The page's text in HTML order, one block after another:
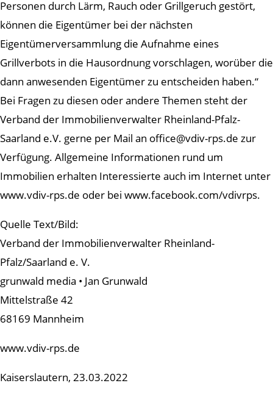
Personen durch Lärm, Rauch oder Grillgeruch gestört,
können die Eigentümer bei der nächsten
Eigentümerversammlung die Aufnahme eines
Grillverbots in die Hausordnung vorschlagen, worüber die
dann anwesenden Eigentümer zu entscheiden haben.“
Bei Fragen zu diesen oder andere Themen steht der
Verband der Immobilienverwalter Rheinland-Pfalz-
Saarland e.V. gerne per Mail an office@vdiv-rps.de zur
Verfügung. Allgemeine Informationen rund um
Immobilien erhalten Interessierte auch im Internet unter
www.vdiv-rps.de oder bei www.facebook.com/vdivrps.
Quelle Text/Bild:
Verband der Immobilienverwalter Rheinland-
Pfalz/Saarland e. V.
grunwald media • Jan Grunwald
Mittelstraße 42
68169 Mannheim
www.vdiv-rps.de
Kaiserslautern, 23.03.2022